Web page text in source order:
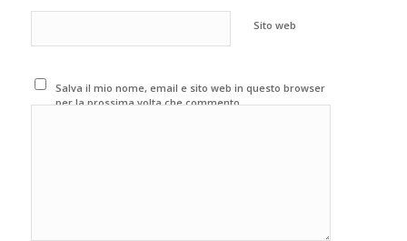
Sito web
Salva il mio nome, email e sito web in questo browser
per la prossima volta che commento.